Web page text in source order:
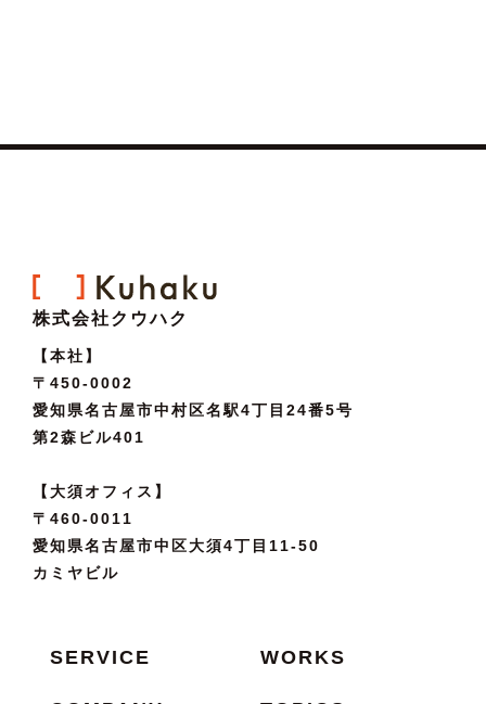
株式会社クウハク
【本社】
〒450-0002
愛知県名古屋市中村区名駅4丁目24番5号
第2森ビル401
【大須オフィス】
〒460-0011
愛知県名古屋市中区大須4丁目11-50
カミヤビル
SERVICE WORKS